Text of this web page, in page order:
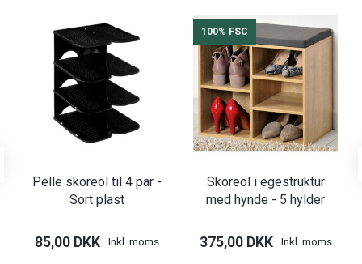
Pelle skoreol til 4 par -
Sort plast
85,00 DKK Inkl. moms
100% FSC
Skoreol i egestruktur
med hynde - 5 hylder
375,00 DKK Inkl. moms